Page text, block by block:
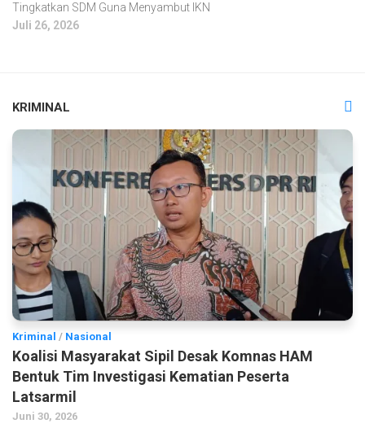
Tingkatkan SDM Guna Menyambut IKN
Juli 26, 2026
KRIMINAL
Kriminal / Nasional
Koalisi Masyarakat Sipil Desak Komnas HAM
Bentuk Tim Investigasi Kematian Peserta
Latsarmil
Juni 30, 2026